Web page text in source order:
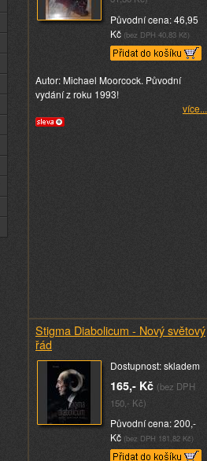
Původní cena: 46,95
Kč (bez DPH 40,83 Kč)
Autor: Michael Moorcock. Původní
vydání z roku 1993!
více...
Stigma Diabolicum - Nový světový
řád
Dostupnost: skladem
165,- Kč (bez DPH
150,- Kč)
Původní cena: 200,-
Kč (bez DPH 181,82 Kč)